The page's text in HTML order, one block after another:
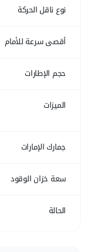
نوع ناقل الحركة
أقصى سرعة للأمام
حجم الإطارات
الميزات
جمارك الإمارات
سعة خزان الوقود
الحالة